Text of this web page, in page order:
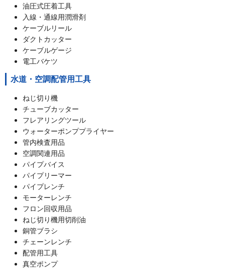
油圧式圧着工具
入線・通線用潤滑剤
ケーブルリール
ダクトカッター
ケーブルゲージ
電工バケツ
水道・空調配管用工具
ねじ切り機
チューブカッター
フレアリングツール
ウォーターポンププライヤー
管内検査用品
空調関連用品
パイプバイス
パイプリーマー
パイプレンチ
モーターレンチ
フロン回収用品
ねじ切り機用切削油
銅管ブラシ
チェーンレンチ
配管用工具
真空ポンプ